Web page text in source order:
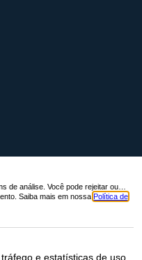
Termos de Serviço